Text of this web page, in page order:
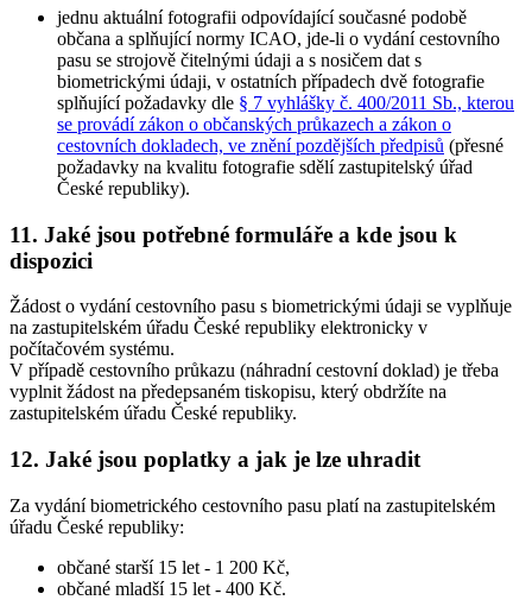
jednu aktuální fotografii odpovídající současné podobě
občana a splňující normy ICAO, jde-li o vydání cestovního
pasu se strojově čitelnými údaji a s nosičem dat s
biometrickými údaji, v ostatních případech dvě fotografie
splňující požadavky dle § 7 vyhlášky č. 400/2011 Sb., kterou
se provádí zákon o občanských průkazech a zákon o
cestovních dokladech, ve znění pozdějších předpisů (přesné
požadavky na kvalitu fotografie sdělí zastupitelský úřad
České republiky).
11. Jaké jsou potřebné formuláře a kde jsou k
dispozici
Žádost o vydání cestovního pasu s biometrickými údaji se vyplňuje
na zastupitelském úřadu České republiky elektronicky v
počítačovém systému.
V případě cestovního průkazu (náhradní cestovní doklad) je třeba
vyplnit žádost na předepsaném tiskopisu, který obdržíte na
zastupitelském úřadu České republiky.
12. Jaké jsou poplatky a jak je lze uhradit
Za vydání biometrického cestovního pasu platí na zastupitelském
úřadu České republiky:
občané starší 15 let - 1 200 Kč,
občané mladší 15 let - 400 Kč.